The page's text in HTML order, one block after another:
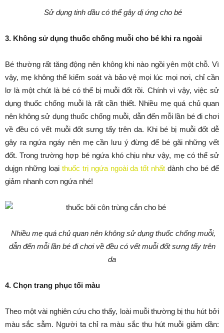
Sử dụng tinh dầu có thể gây dị ứng cho bé
3. Không sử dụng thuốc chống muỗi cho bé khi ra ngoài
Bé thường rất tăng động nên không khi nào ngồi yên một chỗ. Vì
vậy, mẹ không thể kiểm soát và bảo vệ mọi lúc mọi nơi, chỉ cần
lơ là một chút là bé có thể bị muỗi đốt rồi. Chính vì vậy, việc sử
dụng thuốc chống muỗi là rất cần thiết. Nhiều mẹ quá chủ quan
nên không sử dụng thuốc chống muỗi, dẫn đến mỗi lần bé đi chơi
về đều có vết muỗi đốt sưng tấy trên da. Khi bé bị muỗi đốt dễ
gây ra ngứa ngáy nên mẹ cần lưu ý đừng để bé gãi những vết
đốt. Trong trường hợp bé ngứa khó chịu như vậy, mẹ có thể sử
dujgn những loại thuốc trị ngứa ngoài da tốt nhất dành cho bé để
giảm nhanh cơn ngứa nhé!
Nhiều mẹ quá chủ quan nên không sử dụng thuốc chống muỗi,
dẫn đến mỗi lần bé đi chơi về đều có vết muỗi đốt sưng tấy trên
da
4. Chọn trang phục tối màu
Theo một vài nghiên cứu cho thấy, loài muỗi thường bị thu hút bởi
màu sắc sẫm. Người ta chỉ ra màu sắc thu hút muỗi giảm dần: